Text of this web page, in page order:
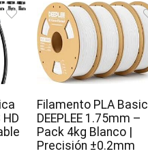
HD
Filamento PLA Basic
DEEPLEE 1.75mm –
Pack 4kg Blanco |
Precisión ±0.2mm